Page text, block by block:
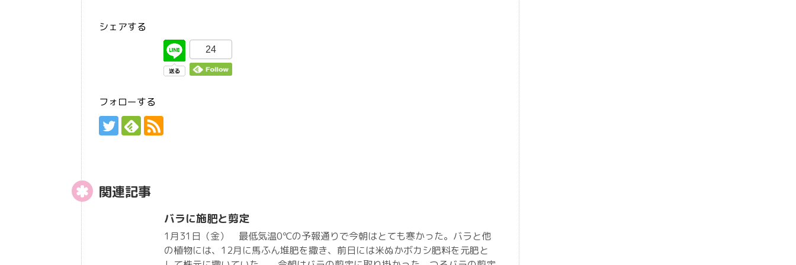
シェアする
24
フォローする
関連記事
バラに施肥と剪定
1月31日（金） 最低気温0℃の予報通りで今朝はとても寒かった。バラと他
の植物には、12月に馬ふん堆肥を撒き、前日には米ぬかボカシ肥料を元肥と